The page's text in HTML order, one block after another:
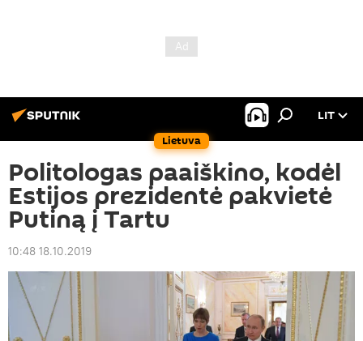
Lietuva
LIT
Politologas paaiškino, kodėl
Estijos prezidentė pakvietė
Putiną į Tartu
10:48 18.10.2019